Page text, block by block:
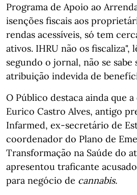
Programa de Apoio ao
isenções fiscais aos
rendas acessíveis, só tem
ativos. IHRU não os fiscaliza",
segundo o jornal, não se sabe
atribuição indevida de
O Público destaca ainda que
Eurico Castro Alves, antigo
Infarmed, ex-secretário de
coordenador do Plano de
Transformação na Saúde do
apresentou traficante
para negócio de cannabis.